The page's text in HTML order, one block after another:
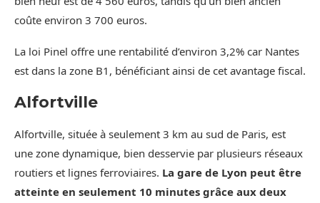
coûte environ 3 700 euros.
La loi Pinel offre une rentabilité d’environ 3,2% car Nantes
est dans la zone B1, bénéficiant ainsi de cet avantage fiscal.
Alfortville
Alfortville, située à seulement 3 km au sud de Paris, est
une zone dynamique, bien desservie par plusieurs réseaux
routiers et lignes ferroviaires. La gare de Lyon peut être
atteinte en seulement 10 minutes grâce aux deux